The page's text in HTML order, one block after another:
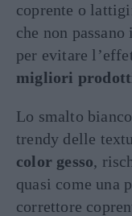
coprente o
che non
per evitare
migliori
Lo smalto
trendy delle
color gesso,
quasi come una
correttore